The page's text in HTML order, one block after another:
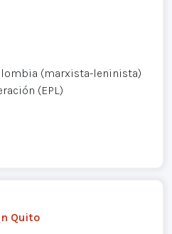
(marxista-leninista)
(EPL)
Quito